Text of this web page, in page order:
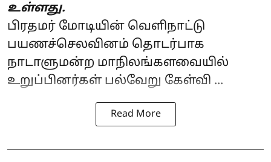
உள்ளது.
பிரதமர் மோடியின் வெளிநாட்டு
பயணச்செலவினம் தொடர்பாக
நாடாளுமன்ற மாநிலங்களவையில்
உறுப்பினர்கள் பல்வேறு கேள்வி ...
Read More